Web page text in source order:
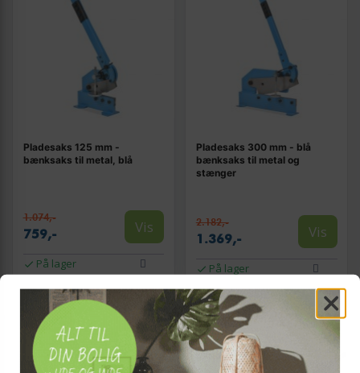
Pladesaks 125 mm -
bænksaks til metal, blå
1.074,-
759,- Vis
På lager
Pladesaks 300 mm - blå
bænksaks til metal og
stænger
2.182,-
1.369,- Vis
På lager
TILBUD